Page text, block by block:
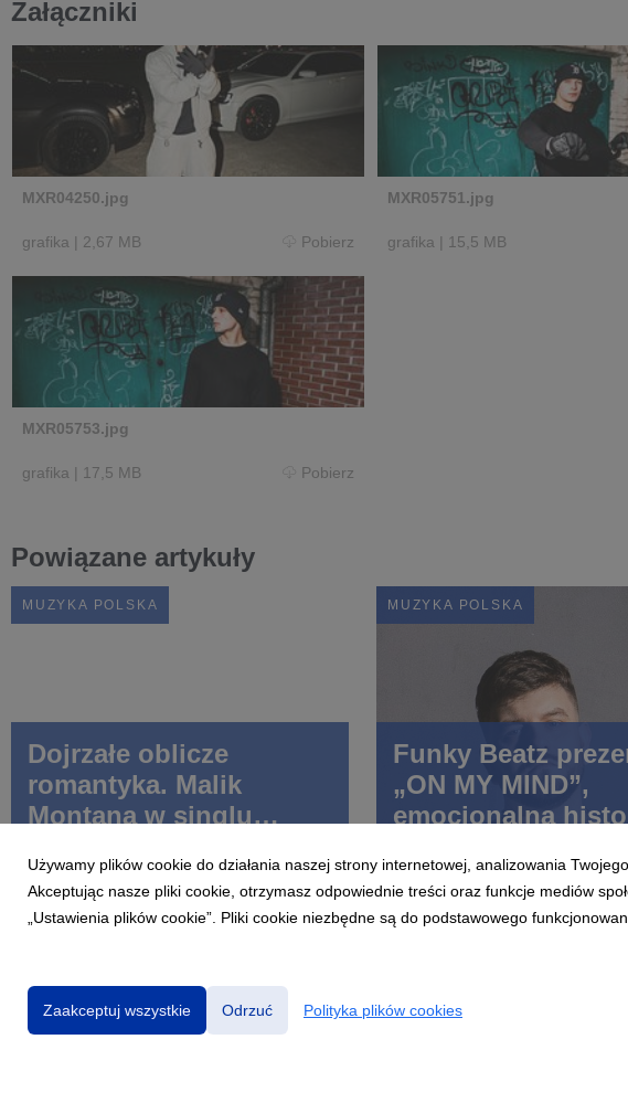
Załączniki
MXR04250.jpg
grafika | 2,67 MB Pobierz
MXR05751.jpg
grafika | 15,5 MB
MXR05753.jpg
grafika | 17,5 MB Pobierz
Powiązane artykuły
MUZYKA POLSKA
Dojrzałe oblicze
romantyka. Malik
Montana w singlu
MUZYKA POLSKA
Funky Beatz
„ON MY MIND”,
emocjonalną
Używamy plików cookie do działania naszej strony internetowej, analizowania
Akceptując nasze pliki cookie, otrzymasz odpowiednie treści oraz funkcje mediów
„Ustawienia plików cookie”. Pliki cookie niezbędne są do podstawowego
Zaakceptuj wszystkie Odrzuć Polityka plików cookies